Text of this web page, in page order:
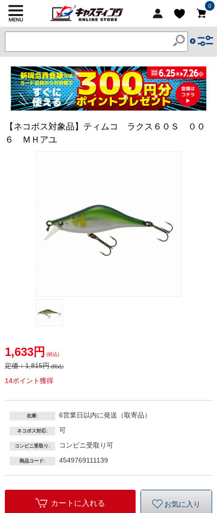
0
【ネコポス対象品】ティムコ ラクス６０Ｓ ００
６ ＭＨアユ
1,633円 (税込)
定価：1,815円(税込)
14ポイント獲得
在庫: 6営業日以内に発送（取寄品）
ネコポス対応: 可
コンビニ受取り: コンビニ受取り可
商品コード: 4549769111139
カートに入れる お気に入り